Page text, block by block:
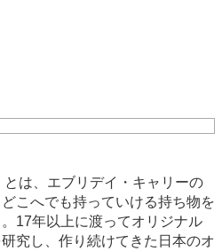
は、エブリデイ・キャリーの
こへでも持っていける持ち物を
17年以上に渡ってオリジナル
究し、作り続けてきた日本のオ